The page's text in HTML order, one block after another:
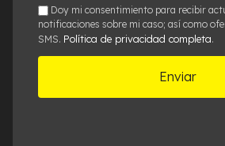
Caso*
smsDoy mi consentimiento para recibir
notificaciones sobre mi caso; así como
SMS. Política de privacidad completa.